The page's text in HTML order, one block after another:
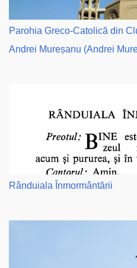
Parohia Greco-Catolică din
Andrei Mureșanu (Andrei
Rânduiala Înmormântării